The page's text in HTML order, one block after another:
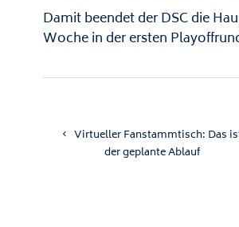
Damit beendet der DSC die
Woche in der ersten
Virtueller Fanstammtisch: Das
der geplante Ablauf